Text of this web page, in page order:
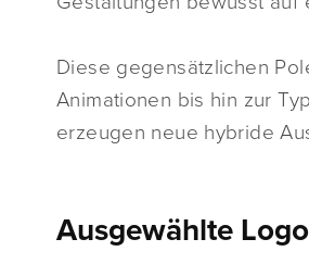
Diese gegensätzlichen
Animationen bis hin zur
erzeugen neue hybride
Ausgewählte